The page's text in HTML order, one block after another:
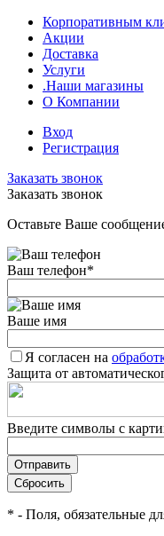
Корпоративным
Акции
Доставка
Услуги
.Наши магазины
О Компании
Вход
Регистрация
Заказать звонок
Заказать звонок
Оставьте Ваше
Ваш телефон*
Ваше имя
Я согласен на
Защита от
Введите символы с
* - Поля, обязательные